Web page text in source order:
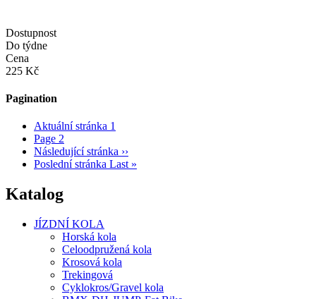
Dostupnost
Do týdne
Cena
225 Kč
Pagination
Aktuální stránka 1
Page 2
Následující stránka ››
Poslední stránka Last »
Katalog
JÍZDNÍ KOLA
Horská kola
Celoodpružená kola
Krosová kola
Trekingová
Cyklokros/Gravel kola